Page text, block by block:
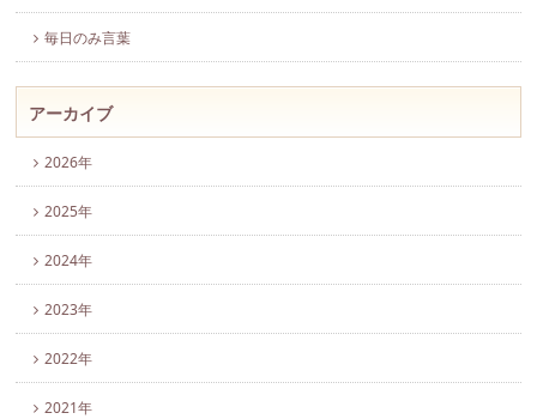
毎日のみ言葉
アーカイブ
2026年
2025年
2024年
2023年
2022年
2021年